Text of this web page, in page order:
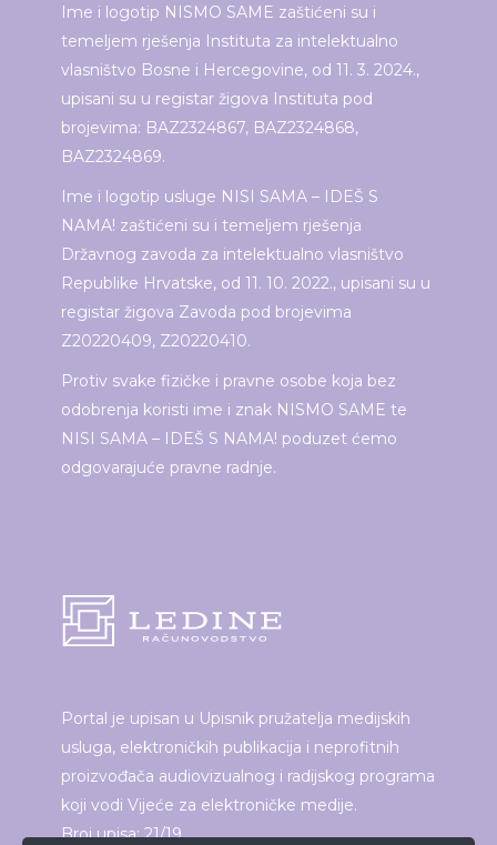
Ime i logotip NISMO SAME zaštićeni su i
temeljem rješenja Instituta za intelektualno
vlasništvo Bosne i Hercegovine, od 11. 3. 2024.,
upisani su u registar žigova Instituta pod
brojevima: BAZ2324867, BAZ2324868,
BAZ2324869.
Ime i logotip usluge NISI SAMA – IDEŠ S
NAMA! zaštićeni su i temeljem rješenja
Državnog zavoda za intelektualno vlasništvo
Republike Hrvatske, od 11. 10. 2022., upisani su u
registar žigova Zavoda pod brojevima
Z20220409, Z20220410.
Protiv svake fizičke i pravne osobe koja bez
odobrenja koristi ime i znak NISMO SAME te
NISI SAMA – IDEŠ S NAMA! poduzet ćemo
odgovarajuće pravne radnje.
Portal je upisan u Upisnik pružatelja medijskih
usluga, elektroničkih publikacija i neprofitnih
proizvođača audiovizualnog i radijskog programa
koji vodi Vijeće za elektroničke medije.
Broj upisa: 21/19